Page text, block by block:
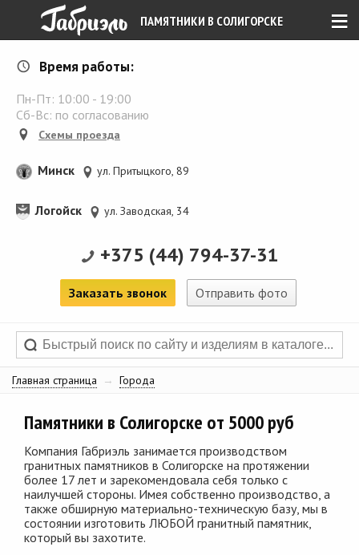
≡
ПАМЯТНИКИ В СОЛИГОРСКЕ
Время работы:
Пн-Пт: 10:00 - 19:00
Сб-Вс: по согласованию
Схемы проезда
Минск ул. Притыцкого, 89
Логойск ул. Заводская, 34
+375 (44) 794-37-31
Заказать звонок Отправить фото
Главная страница → Города
Памятники в Солигорске от 5000 руб
Компания Габриэль занимается производством
гранитных памятников в Солигорске на протяжении
более 17 лет и зарекомендовала себя только с
наилучшей стороны. Имея собственно производство, а
также обширную материально-техническую базу, мы в
состоянии изготовить ЛЮБОЙ гранитный памятник,
который вы захотите.